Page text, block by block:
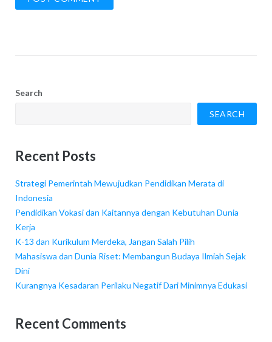
Search
SEARCH
Recent Posts
Strategi Pemerintah Mewujudkan Pendidikan Merata di
Indonesia
Pendidikan Vokasi dan Kaitannya dengan Kebutuhan Dunia
Kerja
K-13 dan Kurikulum Merdeka, Jangan Salah Pilih
Mahasiswa dan Dunia Riset: Membangun Budaya Ilmiah Sejak
Dini
Kurangnya Kesadaran Perilaku Negatif Dari Minimnya Edukasi
Recent Comments